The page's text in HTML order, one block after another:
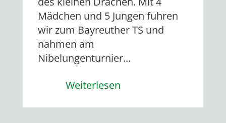
Mädchen und 5 Jungen fuhren
wir zum Bayreuther TS und
nahmen am
Nibelungenturnier...
Weiterlesen